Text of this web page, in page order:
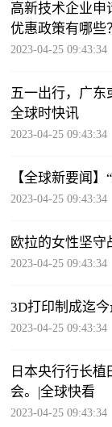
高新技术企业申
优惠政策有哪些？
2023-04-25 09:43:34
五一出行，广东
全球时快讯
2023-04-25 09:43:34
【全球新要闻
2023-04-25 09:43:34
欧拉的女性坚守
2023-04-25 09:43:34
3D打印制成迄
2023-04-25 09:43:34
日本央行行长
会。|全球快看
2023-04-25 09:43:34